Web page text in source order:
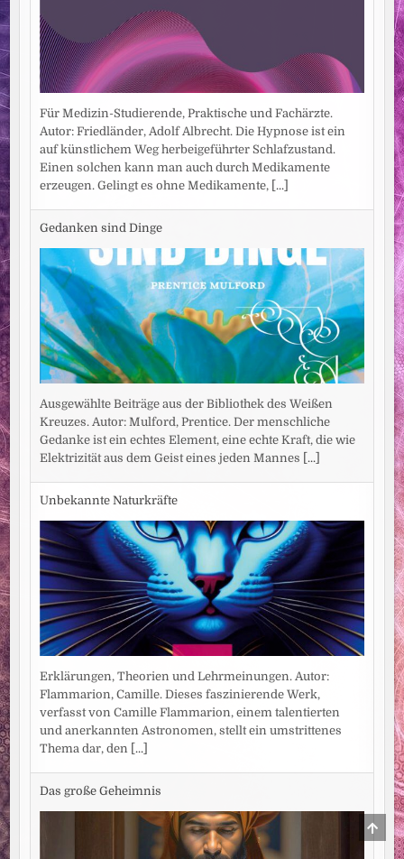
Für Medizin-Studierende, Praktische und Fachärzte.
Autor: Friedländer, Adolf Albrecht. Die Hypnose ist ein
auf künstlichem Weg herbeigeführter Schlafzustand.
Einen solchen kann man auch durch Medikamente
erzeugen. Gelingt es ohne Medikamente,
[...]
Gedanken sind Dinge
Ausgewählte Beiträge aus der Bibliothek des Weißen
Kreuzes. Autor: Mulford, Prentice. Der menschliche
Gedanke ist ein echtes Element, eine echte Kraft, die wie
Elektrizität aus dem Geist eines jeden Mannes
[...]
Unbekannte Naturkräfte
Erklärungen, Theorien und Lehrmeinungen. Autor:
Flammarion, Camille. Dieses faszinierende Werk,
verfasst von Camille Flammarion, einem talentierten
und anerkannten Astronomen, stellt ein umstrittenes
Thema dar, den
[...]
Das große Geheimnis
TO
TOP